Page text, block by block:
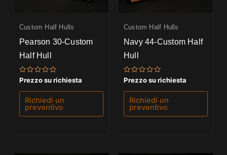
Custom Half Hulls
Pearson 30-Custom
Half Hull
Valutato
0
su
Prezzo su richiesta
Richiedi un
preventivo
Custom Half Hulls
Navy 44-Custom Half
Hull
Valutato
0
su
Prezzo su richiesta
Richiedi un
preventivo